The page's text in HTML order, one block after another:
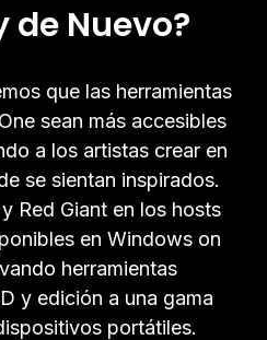
de Nuevo?
que las herramientas
sean más accesibles
a los artistas crear en
se sientan inspirados.
Red Giant en los hosts
en Windows on
herramientas
y edición a una gama
portátiles.